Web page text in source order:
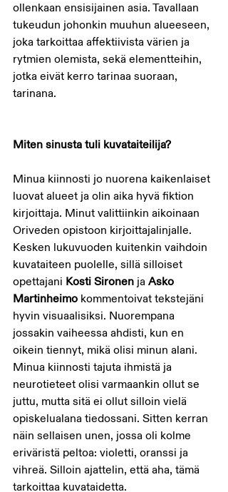
ollenkaan ensisijainen asia. Tavallaan
tukeudun johonkin muuhun alueeseen,
joka tarkoittaa affektiivista värien ja
rytmien olemista, sekä elementteihin,
jotka eivät kerro tarinaa suoraan,
tarinana.
Miten sinusta tuli kuvataiteilija?
Minua kiinnosti jo nuorena kaikenlaiset
luovat alueet ja olin aika hyvä fiktion
kirjoittaja. Minut valittiinkin aikoinaan
Oriveden opistoon kirjoittajalinjalle.
Kesken lukuvuoden kuitenkin vaihdoin
kuvataiteen puolelle, sillä silloiset
opettajani Kosti Sironen ja Asko
Martinheimo kommentoivat tekstejäni
hyvin visuaalisiksi. Nuorempana
jossakin vaiheessa ahdisti, kun en
oikein tiennyt, mikä olisi minun alani.
Minua kiinnosti tajuta ihmistä ja
neurotieteet olisi varmaankin ollut se
juttu, mutta sitä ei ollut silloin vielä
opiskelualana tiedossani. Sitten kerran
näin sellaisen unen, jossa oli kolme
eriväristä peltoa: violetti, oranssi ja
vihreä. Silloin ajattelin, että aha, tämä
tarkoittaa kuvataidetta.